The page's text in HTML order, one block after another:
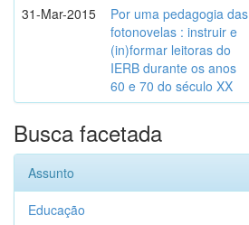
31-Mar-2015
Por uma pedagogia das
fotonovelas : instruir e
(in)formar leitoras do
IERB durante os anos
60 e 70 do século XX
Busca facetada
Assunto
Educação